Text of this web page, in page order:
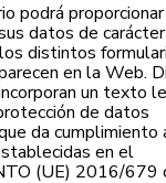
podrá
datos de
distintos
en la Web.
un texto
de datos
da cumplimiento
en el
(UE) 2016/679